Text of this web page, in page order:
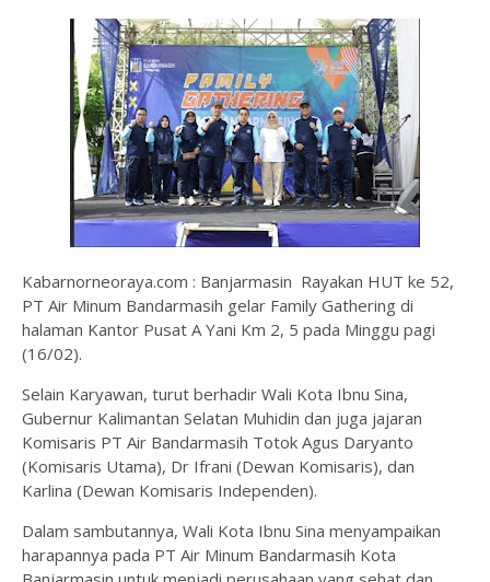
Kabarnorneoraya.com : Banjarmasin Rayakan HUT ke 52,
PT Air Minum Bandarmasih gelar Family Gathering di
halaman Kantor Pusat A Yani Km 2, 5 pada Minggu pagi
(16/02).
Selain Karyawan, turut berhadir Wali Kota Ibnu Sina,
Gubernur Kalimantan Selatan Muhidin dan juga jajaran
Komisaris PT Air Bandarmasih Totok Agus Daryanto
(Komisaris Utama), Dr Ifrani (Dewan Komisaris), dan
Karlina (Dewan Komisaris Independen).
Dalam sambutannya, Wali Kota Ibnu Sina menyampaikan
harapannya pada PT Air Minum Bandarmasih Kota